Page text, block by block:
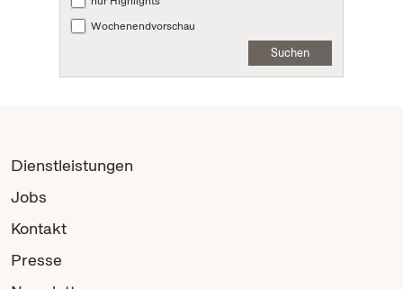
Wochenendvorschau
Suchen
Dienstleistungen
Jobs
Kontakt
Presse